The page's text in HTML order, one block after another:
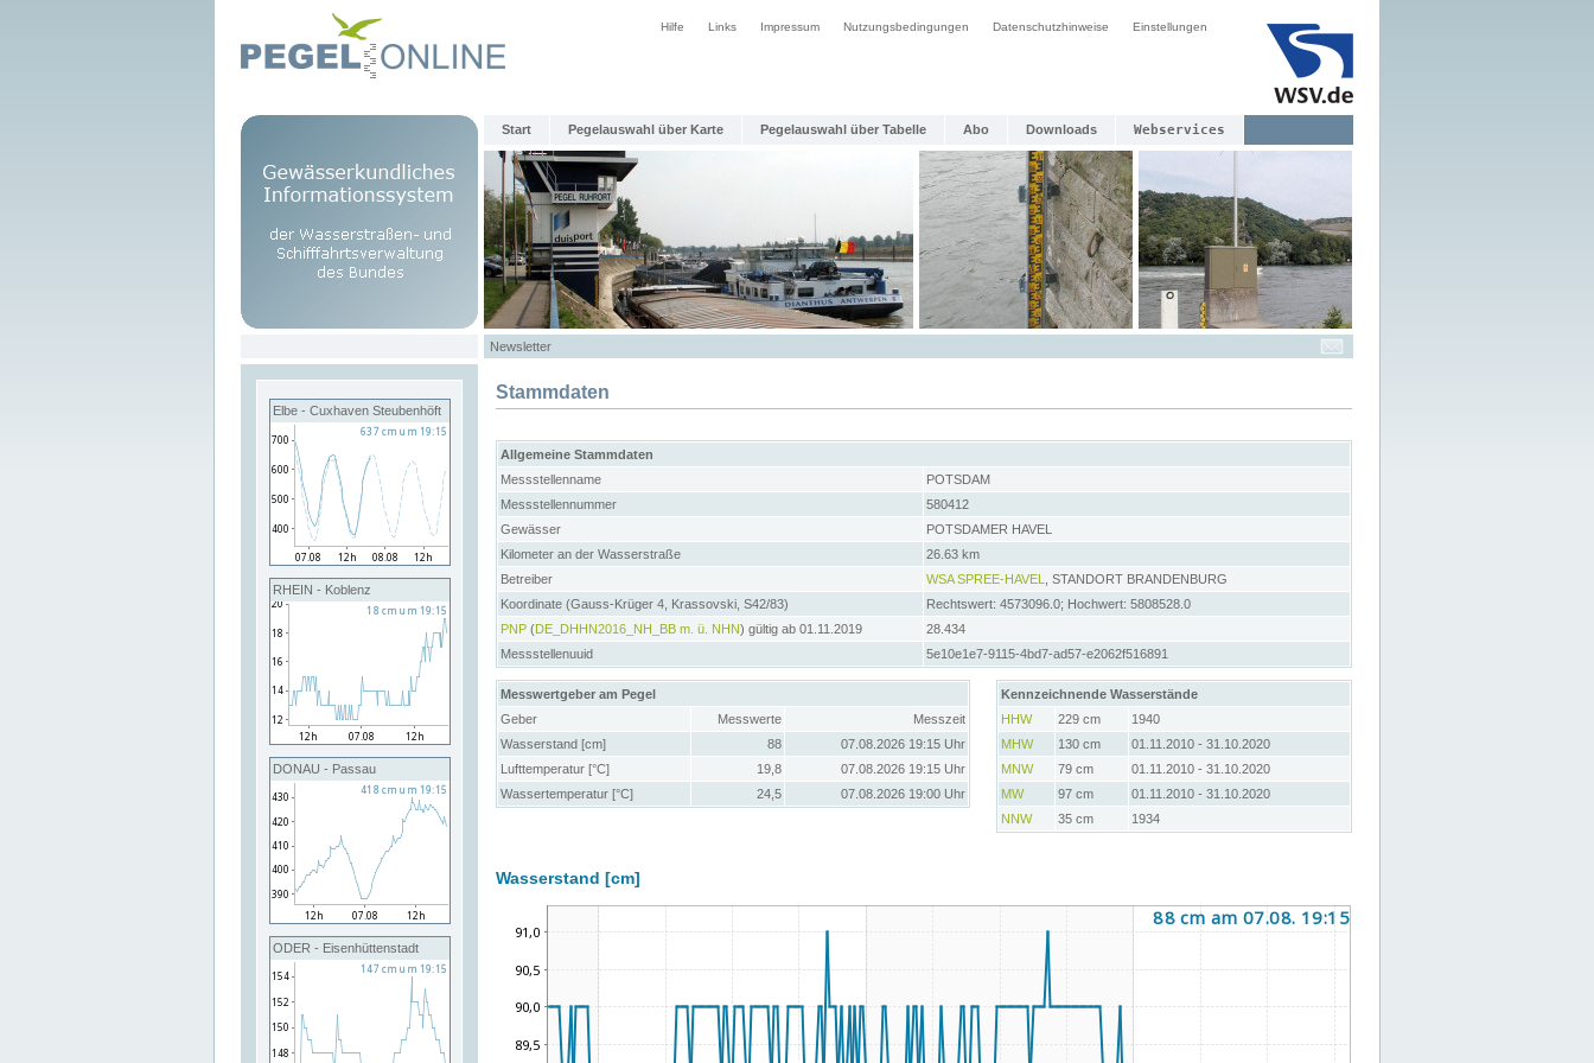
Hilfe Links Impressum Nutzungsbedingungen Datenschutzhinweise Einstellungen
Start Pegelauswahl über Karte Pegelauswahl über Tabelle Abo Downloads Webservices
Newsletter
Elbe - Cuxhaven Steubenhöft
RHEIN - Koblenz
DONAU - Passau
ODER - Eisenhüttenstadt
Stammdaten
Allgemeine Stammdaten
Messstellenname
POTSDAM
Messstellennummer
580412
Gewässer
POTSDAMER HAVEL
Kilometer an der Wasserstraße
26.63 km
Betreiber
WSA SPREE-HAVEL
, STANDORT BRANDENBURG
Koordinate (Gauss-Krüger 4, Krassovski, S42/83)
Rechtswert: 4573096.0; Hochwert: 5808528.0
PNP (DE_DHHN2016_NH_BB m. ü. NHN) gültig ab 01.11.2019
28.434
Messstellenuuid
5e10e1e7-9115-4bd7-ad57-e2062f516891
Messwertgeber am Pegel
Geber
Messwerte
Messzeit
Wasserstand [cm]
88
07.08.2026 19:15 Uhr
Lufttemperatur [°C]
19,8
07.08.2026 19:15 Uhr
Wassertemperatur [°C]
24,5 07.08.2026 19:00 Uhr
Kennzeichnende Wasserstände
HHW
229 cm
1940
MHW
130 cm
01.11.2010 - 31.10.2020
MNW
79 cm
01.11.2010 - 31.10.2020
MW
97 cm
01.11.2010 - 31.10.2020
NNW
35 cm 1934
Wasserstand [cm]